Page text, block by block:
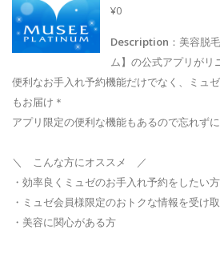
¥0
Description ：美容脱
ム】の公式アプリがリ
便利なお手入れ予約機能だけでなく、ミュ
もお届け＊
アプリ限定の便利な機能もあるので忘れず
＼ こんな方にオススメ ／
・効率良くミュゼのお手入れ予約をしたい方
・ミュゼ会員様限定のおトクな情報を受け
・美容に関心がある方